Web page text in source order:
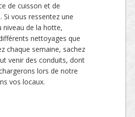
de cuisson et de
Si vous ressentez une
niveau de la hotte,
nettoyages que
chaque semaine, sachez
venir des conduits, dont
lors de notre
vos locaux.